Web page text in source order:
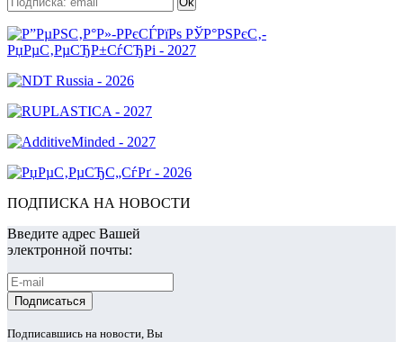
ПОДПИСКА НА НОВОСТИ
Введите адрес Вашей
электронной почты:
Подписавшись на новости, Вы